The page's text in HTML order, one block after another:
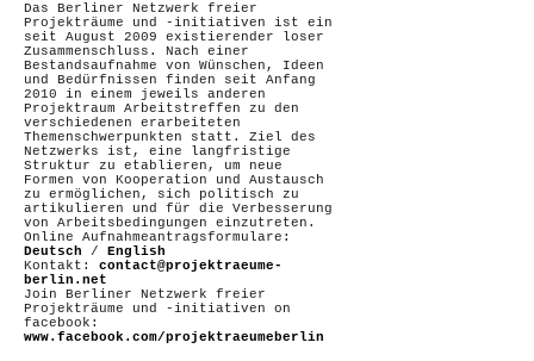
Das Berliner Netzwerk freier
Projekträume und -initiativen ist ein
seit August 2009 existierender loser
Zusammenschluss. Nach einer
Bestandsaufnahme von Wünschen, Ideen
und Bedürfnissen finden seit Anfang
2010 in einem jeweils anderen
Projektraum Arbeitstreffen zu den
verschiedenen erarbeiteten
Themenschwerpunkten statt. Ziel des
Netzwerks ist, eine langfristige
Struktur zu etablieren, um neue
Formen von Kooperation und Austausch
zu ermöglichen, sich politisch zu
artikulieren und für die Verbesserung
von Arbeitsbedingungen einzutreten.
Online Aufnahmeantragsformulare:
Deutsch / English
Kontakt: contact@projektraeume-
berlin.net
Join Berliner Netzwerk freier
Projekträume und -initiativen on
facebook:
www.facebook.com/projektraeumeberlin